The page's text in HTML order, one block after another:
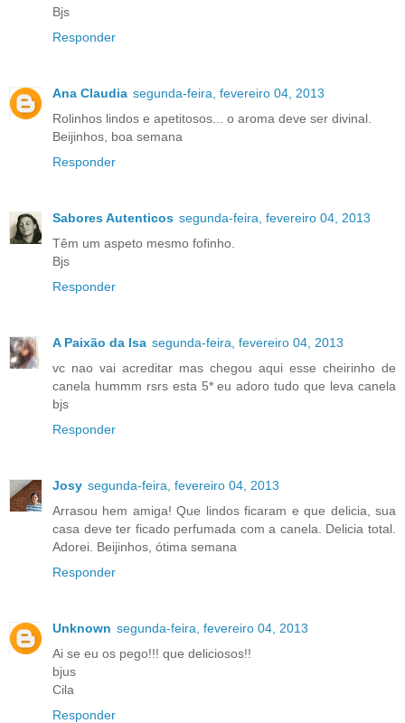
Bjs
Responder
Ana Claudia segunda-feira, fevereiro 04, 2013
Rolinhos lindos e apetitosos... o aroma deve ser divinal.
Beijinhos, boa semana
Responder
Sabores Autenticos segunda-feira, fevereiro 04, 2013
Têm um aspeto mesmo fofinho.
Bjs
Responder
A Paixão da Isa segunda-feira, fevereiro 04, 2013
vc nao vai acreditar mas chegou aqui esse cheirinho de
canela hummm rsrs esta 5* eu adoro tudo que leva canela
bjs
Responder
Josy segunda-feira, fevereiro 04, 2013
Arrasou hem amiga! Que lindos ficaram e que delicia, sua
casa deve ter ficado perfumada com a canela. Delicia total.
Adorei. Beijinhos, ótima semana
Responder
Unknown segunda-feira, fevereiro 04, 2013
Ai se eu os pego!!! que deliciosos!!
bjus
Cila
Responder